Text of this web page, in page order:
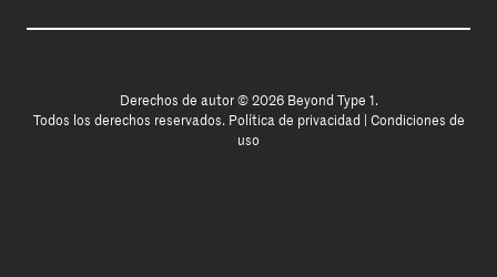
Derechos de autor © 2026 Beyond Type 1.
Todos los derechos reservados. Política de privacidad
Condiciones de
uso